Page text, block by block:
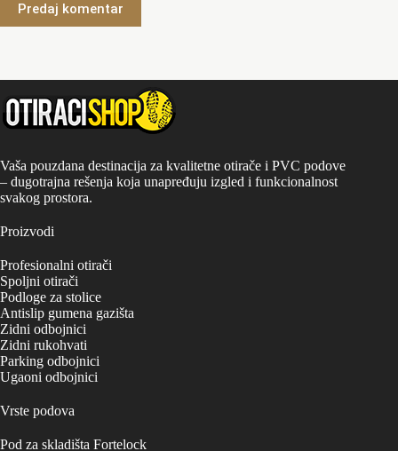
Predaj komentar
Vaša pouzdana destinacija za kvalitetne otirače i PVC podove
– dugotrajna rešenja koja unapređuju izgled i funkcionalnost
svakog prostora.
Proizvodi
Profesionalni otirači
Spoljni otirači
Podloge za stolice
Antislip gumena gazišta
Zidni odbojnici
Zidni rukohvati
Parking odbojnici
Ugaoni odbojnici
Vrste podova
Pod za skladišta Fortelock